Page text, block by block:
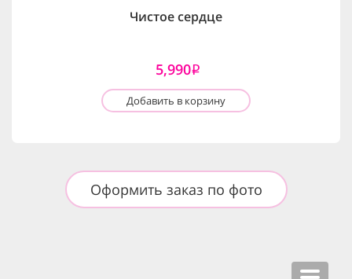
Чистое сердце
5,990i
Добавить в корзину
Оформить заказ по фото